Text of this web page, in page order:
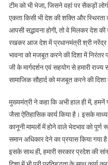
टीम को भी भेजा, जिसने वहां पर सैकड़ों
एकता किसी भी देश की शक्ति और स्थिरता
आपसी सद्भावना होगी, तो वे मिलकर देश
रखकर आज देश में प्रधानमंत्री श्री नरेंद्र
भावना को मजबूत करने की दिशा में
जी के मार्गदर्शन एवं सहयोग से हमारी
सामाजिक सौहार्द को मजबूत करने की
मुख्यमंत्री ने कहा कि अभी हाल ही में,
जैसा ऐतिहासिक कार्य किया है। इसके
कानूनी मामलों में होने वाले भेदभाव को
समान अधिकार देने का प्रयास किया गया
इसके साथ ही, हमारी सरकार प्रदेश की